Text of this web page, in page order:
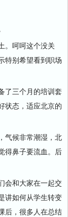
呵呵这个没关
特别希望看到职场
三个月的培训套
状态，适应北京的
候非常潮湿，北
得鼻子要流血。后
和大家在一起交
讲如何从学生转变
后，很多人在总结